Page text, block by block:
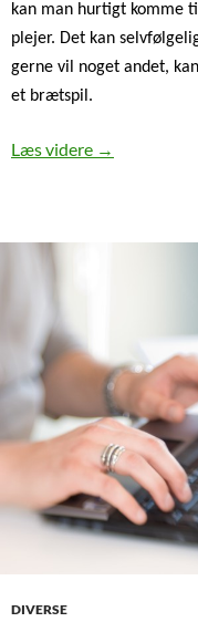
kan man hurtigt komme
plejer. Det kan
gerne vil noget andet,
et brætspil.
Læs videre Der er
→
DIVERSE